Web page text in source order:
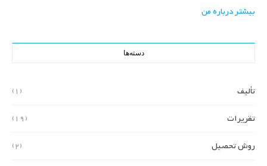
بیشتر درباره من
دسته‌ها
تألیف
(1)
تقریرات
(19)
روش تحصیل
(2)